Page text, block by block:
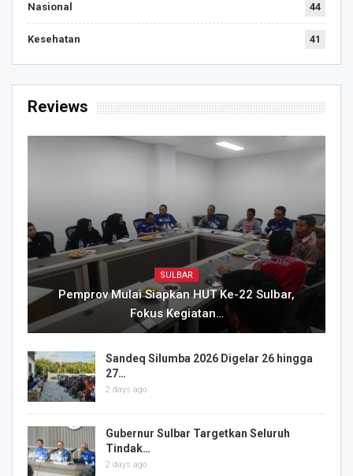
Nasional 44
Kesehatan 41
Reviews
SULBAR
Pemprov Mulai Siapkan HUT Ke-22 Sulbar,
Fokus Kegiatan…
Sandeq Silumba 2026 Digelar 26 hingga
27…
2 days ago
Gubernur Sulbar Targetkan Seluruh
Tindak…
2 days ago